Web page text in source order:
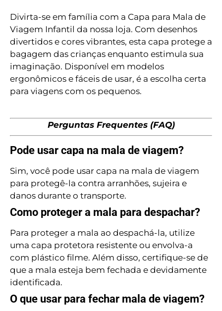
Divirta-se em família com a Capa para Mala de
Viagem Infantil da nossa loja. Com desenhos
divertidos e cores vibrantes, esta capa protege a
bagagem das crianças enquanto estimula sua
imaginação. Disponível em modelos
ergonômicos e fáceis de usar, é a escolha certa
para viagens com os pequenos.
Perguntas Frequentes (FAQ)
Pode usar capa na mala de viagem?
Sim, você pode usar capa na mala de viagem
para protegê-la contra arranhões, sujeira e
danos durante o transporte.
Como proteger a mala para despachar?
Para proteger a mala ao despachá-la, utilize
uma capa protetora resistente ou envolva-a
com plástico filme. Além disso, certifique-se de
que a mala esteja bem fechada e devidamente
identificada.
O que usar para fechar mala de viagem?